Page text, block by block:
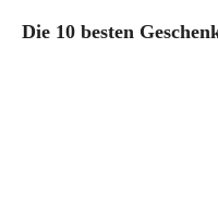
Die 10 besten